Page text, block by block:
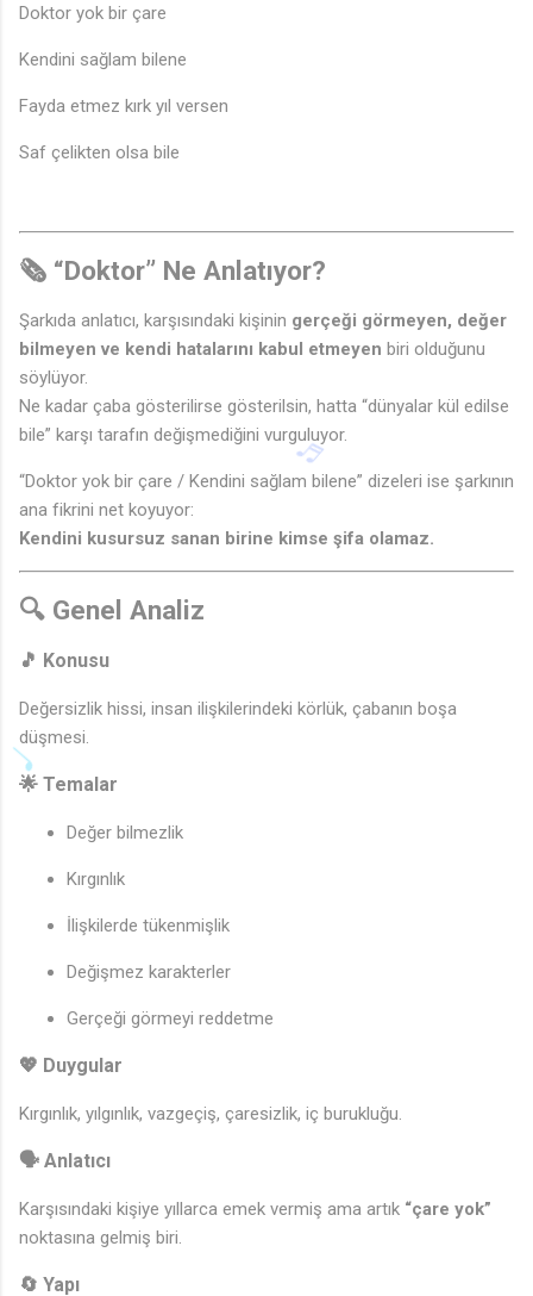
Doktor yok bir çare
Kendini sağlam bilene
Fayda etmez kırk yıl versen
Saf çelikten olsa bile
🗞️ “Doktor” Ne Anlatıyor?
Şarkıda anlatıcı, karşısındaki kişinin gerçeği görmeyen, değer
bilmeyen ve kendi hatalarını kabul etmeyen biri olduğunu
söylüyor.
Ne kadar çaba gösterilirse gösterilsin, hatta “dünyalar kül edilse
bile” karşı tarafın değişmediğini vurguluyor.
“Doktor yok bir çare / Kendini sağlam bilene” dizeleri ise şarkının
ana fikrini net koyuyor:
Kendini kusursuz sanan birine kimse şifa olamaz.
🔍 Genel Analiz
🎵 Konusu
Değersizlik hissi, insan ilişkilerindeki körlük, çabanın boşa
düşmesi.
🌟 Temalar
Değer bilmezlik
Kırgınlık
İlişkilerde tükenmişlik
Değişmez karakterler
Gerçeği görmeyi reddetme
💖 Duygular
Kırgınlık, yılgınlık, vazgeçiş, çaresizlik, iç burukluğu.
🗣️ Anlatıcı
Karşısındaki kişiye yıllarca emek vermiş ama artık “çare yok”
noktasına gelmiş biri.
🔄 Yapı
♬
♩
♩